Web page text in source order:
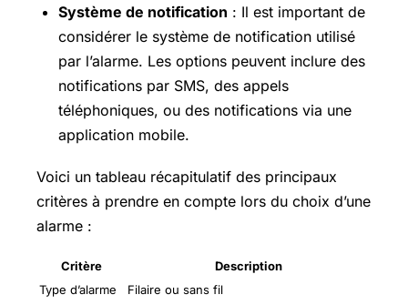
Système de notification : Il est important de
considérer le système de notification utilisé
par l’alarme. Les options peuvent inclure des
notifications par SMS, des appels
téléphoniques, ou des notifications via une
application mobile.
Voici un tableau récapitulatif des principaux
critères à prendre en compte lors du choix d’une
alarme :
Critère
Description
Type d’alarme
Filaire ou sans fil